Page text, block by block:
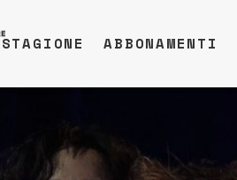
STAGIONE ABBONAMENTI